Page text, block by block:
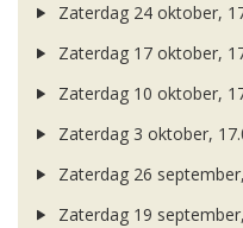
Zaterdag 24 oktober,
Zaterdag 17 oktober,
Zaterdag 10 oktober,
Zaterdag 3 oktober,
Zaterdag 26
Zaterdag 19